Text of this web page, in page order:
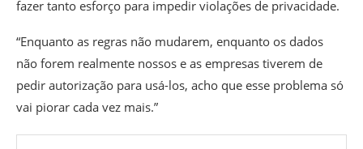
fazer tanto esforço para impedir violações de privacidade.
“Enquanto as regras não mudarem, enquanto os dados
não forem realmente nossos e as empresas tiverem de
pedir autorização para usá-los, acho que esse problema só
vai piorar cada vez mais.”